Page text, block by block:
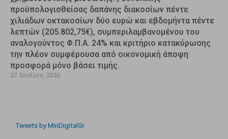
προϋπολογισθείσας δαπάνης διακοσίων πέντε
χιλιάδων οκτακοσίων δύο ευρώ και εβδομήντα πέντε
λεπτών (205.802,75€), συμπεριλαμβανομένου του
αναλογούντος Φ.Π.Α. 24% και κριτήριο κατακύρωσης
την πλέον συμφέρουσα από οικονομική άποψη
προσφορά μόνο βάσει τιμής.
27 Ιουλίου, 2026
Tweets by MinDigitalGr